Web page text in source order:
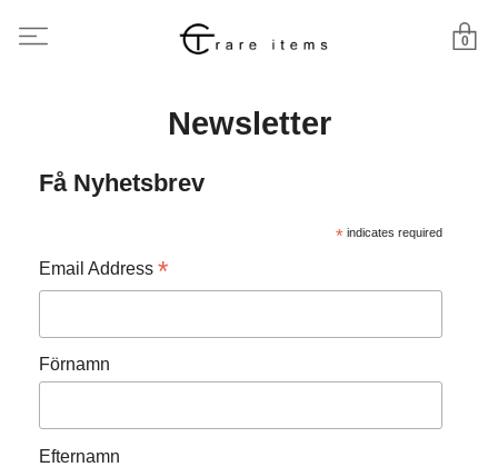
0
Newsletter
Få Nyhetsbrev
*indicates required
Email Address *
Förnamn
Efternamn